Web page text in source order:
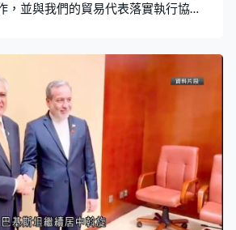
，並與我們的貿易代表落實執行協
加強我們的關係。有了這諒解備忘，
具戰略性，我們也可更快達成我們的
交換文本，內容包括合作確保關鍵礦
鏈，共同投資去除風險，亦要確保市
礦產真正價值等標準，並共同應對第
。